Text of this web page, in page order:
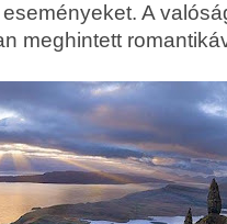
A
meghintett